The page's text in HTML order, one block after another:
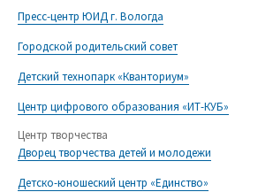
Пресс-центр ЮИД г. Вологда
Городской родительский совет
Детский технопарк «Кванториум»
Центр цифрового образования «ИТ-КУБ»
Центр творчества
Дворец творчества детей и молодежи
Детско-юношеский центр «Единство»